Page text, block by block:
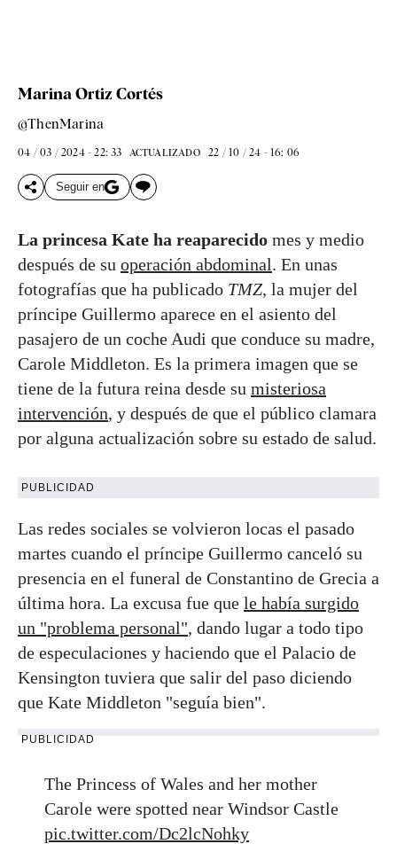
Marina Ortiz Cortés
@ThenMarina
04 / 03 / 2024 - 22: 33 ACTUALIZADO 22 / 10 / 24 - 16: 06
Seguir en
La princesa Kate ha reaparecido mes y medio
después de su operación abdominal. En unas
fotografías que ha publicado TMZ, la mujer del
príncipe Guillermo aparece en el asiento del
pasajero de un coche Audi que conduce su madre,
Carole Middleton. Es la primera imagen que se
tiene de la futura reina desde su misteriosa
intervención, y después de que el público clamara
por alguna actualización sobre su estado de salud.
PUBLICIDAD
Las redes sociales se volvieron locas el pasado
martes cuando el príncipe Guillermo canceló su
presencia en el funeral de Constantino de Grecia a
última hora. La excusa fue que le había surgido
un "problema personal", dando lugar a todo tipo
de especulaciones y haciendo que el Palacio de
Kensington tuviera que salir del paso diciendo
que Kate Middleton "seguía bien".
PUBLICIDAD
The Princess of Wales and her mother
Carole were spotted near Windsor Castle
pic.twitter.com/Dc2lcNohky